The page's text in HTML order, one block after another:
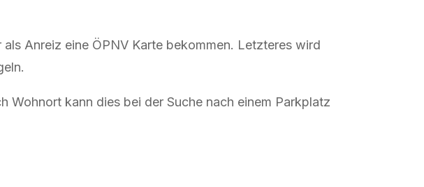
Anreiz eine ÖPNV Karte bekommen. Letzteres wird
Wohnort kann dies bei der Suche nach einem Parkplatz